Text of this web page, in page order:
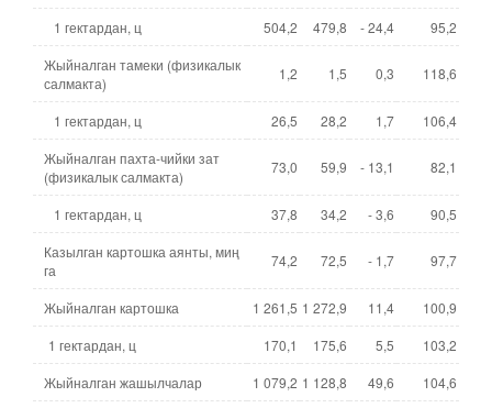
1 гектардан, ц 504,2 479,8 - 24,4
95,2
Жыйналган тамеки (физикалык
салмакта)
1,2 1,5 0,3 118,6
1 гектардан, ц 26,5 28,2 1,7
106,4
Жыйналган пахта-чийки зат
(физикалык салмакта)
73,0 59,9 - 13,1 82,1
1 гектардан, ц 37,8 34,2 - 3,6
90,5
Казылган картошка аянты, миң
га
74,2 72,5 - 1,7 97,7
Жыйналган картошка 1 261,5 1 272,9 11,4
100,9
1 гектардан, ц
170,1 175,6 5,5
103,2
Жыйналган жашылчалар
1 079,2 1 128,8 49,6
104,6